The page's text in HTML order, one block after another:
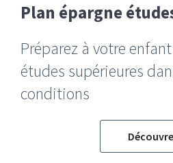
Plan épargne
Préparez à votre
études supérieures
conditions